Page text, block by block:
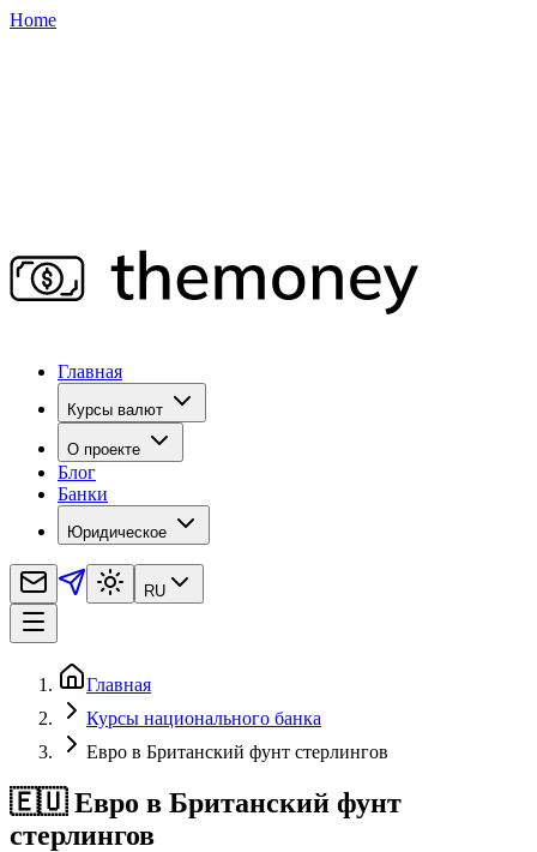
Home
Главная
Курсы валют
О проекте
Блог
Банки
Юридическое
RU
Главная
Курсы национального банка
Евро в Британский фунт стерлингов
🇪🇺 Евро в Британский фунт
стерлингов